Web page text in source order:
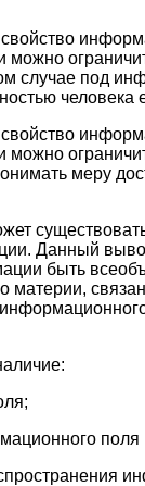
случае под
человека
меру
Данный
быть
материи,
поля